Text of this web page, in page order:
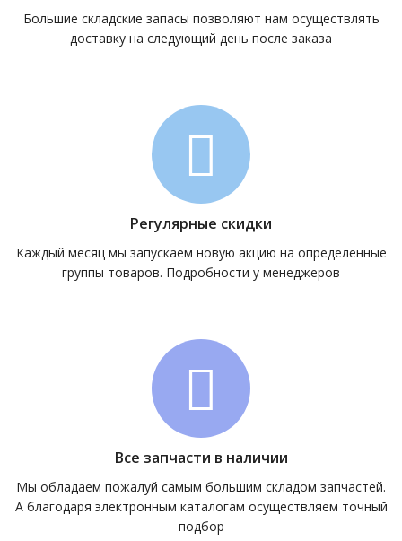
Большие складские запасы позволяют нам осуществлять
доставку на следующий день после заказа
Регулярные скидки
Каждый месяц мы запускаем новую акцию на определённые
группы товаров. Подробности у менеджеров
Все запчасти в наличии
Мы обладаем пожалуй самым большим складом запчастей.
А благодаря электронным каталогам осуществляем точный
подбор